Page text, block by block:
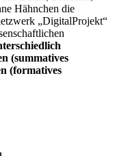
Hähnchen die
„DigitalProjekt“
(summatives
(formatives